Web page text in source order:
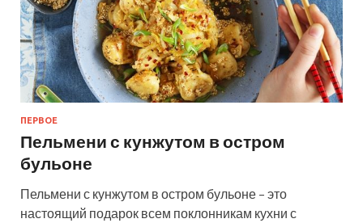
ПЕРВОЕ
Пельмени с кунжутом в остром
бульоне
Пельмени с кунжутом в остром бульоне – это
настоящий подарок всем поклонникам кухни с